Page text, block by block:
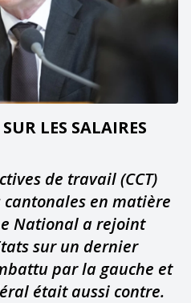
LES SALAIRES
de travail (CCT)
en matière
National a rejoint
sur un dernier
par la gauche et
était aussi contre.